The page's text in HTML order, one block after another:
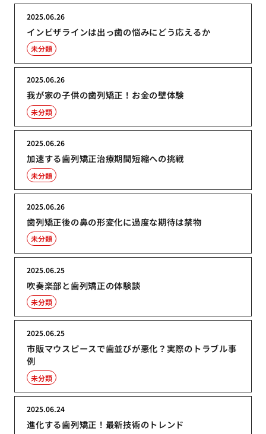
インビザラインは出っ歯の悩みにどう応えるか
2025.06.26
未分類
我が家の子供の歯列矯正！お金の壁体験
2025.06.26
未分類
加速する歯列矯正治療期間短縮への挑戦
2025.06.26
未分類
歯列矯正後の鼻の形変化に過度な期待は禁物
2025.06.26
未分類
吹奏楽部と歯列矯正の体験談
2025.06.25
未分類
市販マウスピースで歯並びが悪化？実際のトラブル事
例
2025.06.25
未分類
進化する歯列矯正！最新技術のトレンド
2025.06.24